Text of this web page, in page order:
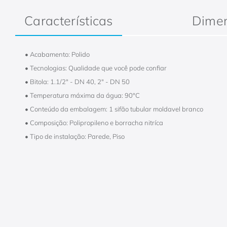
Características
• Acabamento: Polido
• Tecnologias: Qualidade que você pode confiar
• Bitola: 1.1/2" - DN 40, 2" - DN 50
• Temperatura máxima da água: 90°C
• Conteúdo da embalagem: 1 sifão tubular moldavel branco
• Composição: Polipropileno e borracha nitríca
• Tipo de instalação: Parede, Piso